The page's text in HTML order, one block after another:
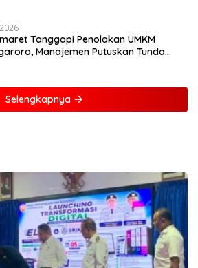
Tanggapi Penolakan UMKM
Manajemen Putuskan Tunda
Selengkapnya